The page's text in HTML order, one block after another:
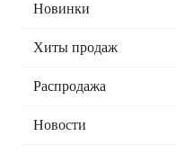
Новинки
Хиты продаж
Распродажа
Новости